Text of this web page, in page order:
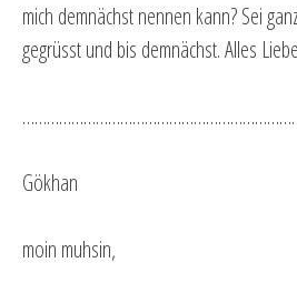
mich demnächst nennen kann? Sei
gegrüsst und bis demnächst. Alles
Gökhan
moin muhsin,